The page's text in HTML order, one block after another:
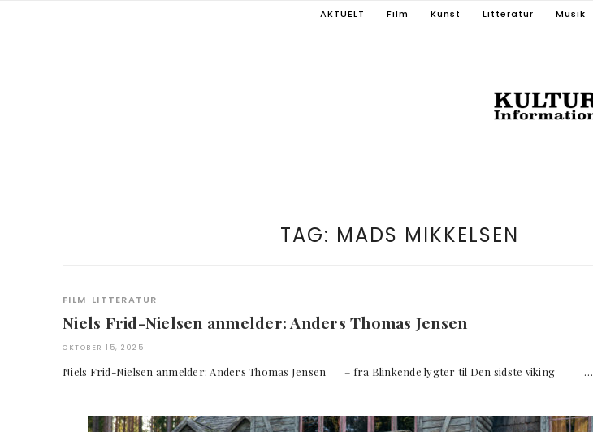
AKTUELT Film Kunst Litteratur Musik
TAG: MADS MIKKELSEN
FILM LITTERATUR
Niels Frid-Nielsen anmelder: Anders Thomas Jensen
OKTOBER 15, 2025
Niels Frid-Nielsen anmelder: Anders Thomas Jensen – fra Blinkende lygter til Den sidste viking …